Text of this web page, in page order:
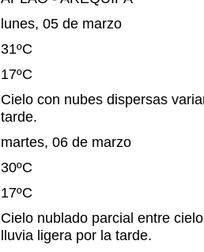
lunes, 05 de marzo
31ºC
17ºC
Cielo con nubes dispersas
tarde.
martes, 06 de marzo
30ºC
17ºC
Cielo nublado parcial entre
lluvia ligera por la tarde.